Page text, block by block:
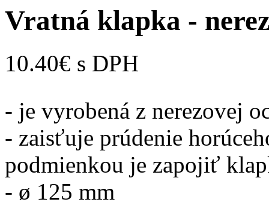
Vratná klapka -
10.40€ s DPH
- je vyrobená z nerezovej
- zaisťuje prúdenie
podmienkou je zapojiť
- ø 125 mm